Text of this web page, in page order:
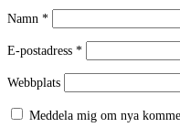
Namn *
E-postadress *
Webbplats
Meddela mig om nya